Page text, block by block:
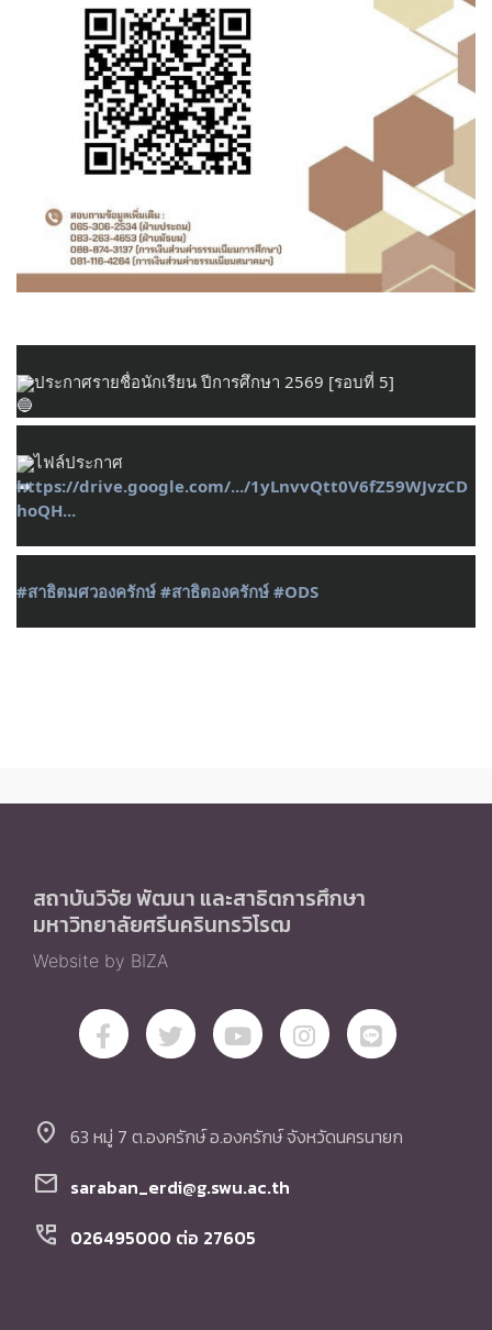
ประกาศรายชื่อนักเรียน ปีการศึกษา 2569 [รอบที่ 5]
https://drive.google.com/.../1yLnvvQtt0V6fZ59WJvzCD
hoQH...
#สาธิตมศวองครักษ์ #สาธิตองครักษ์ #ODS
สถาบันวิจัย พัฒนา และสาธิตการศึกษา
มหาวิทยาลัยศรีนครินทรวิโรฒ
Website by BIZA
location_on 63 หมู่ 7 ต.องครักษ์ อ.องครักษ์ จังหวัดนครนายก
mail saraban_erdi@g.swu.ac.th
perm_phone_msg 026495000 ต่อ 27605